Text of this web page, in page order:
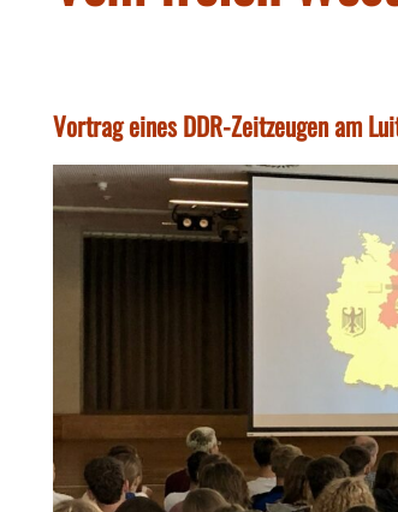
Vortrag eines DDR-Zeitzeugen am